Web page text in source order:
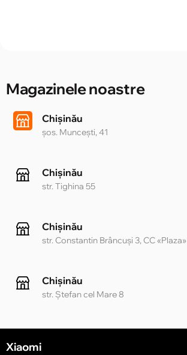
Magazinele noastre
Chișinău
șos. Muncești, 41
Chișinău
str. Tighina 55
Chișinău
str. Constantin Brâncuși 3, CC «Plaza»
Chișinău
str. Ștefan cel Mare 8
Xiaomi